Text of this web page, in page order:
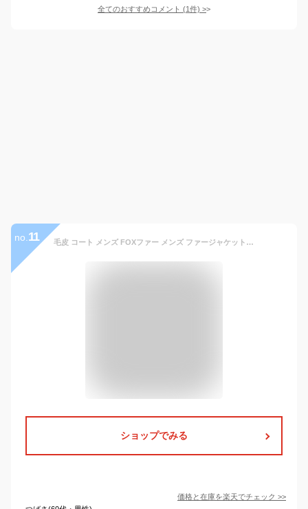
全てのおすすめコメント (1件) >
no. 11 毛皮 コート メンズ FOXファー メンズ ファージャケット AF602 毛皮ブルゾン ファーブルゾン キツネ 狐 メンズ毛皮毛皮 紳士毛皮
ショップでみる
価格と在庫を楽天でチェック >>